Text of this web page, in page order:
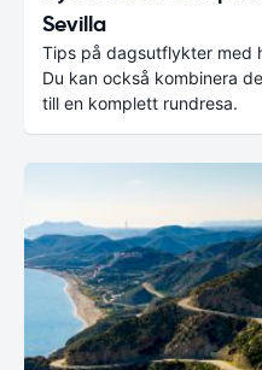
Sevilla
Tips på dagsutflykter med
Du kan också kombinera
till en komplett rundresa.